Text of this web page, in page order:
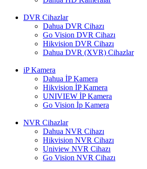
DVR Cihazlar
Dahua DVR Cihazı
Go Vision DVR Cihazı
Hikvision DVR Cihazı
Dahua DVR (XVR) Cihazlar
iP Kamera
Dahua İP Kamera
Hikvision İP Kamera
UNIVIEW İP Kamera
Go Vision İp Kamera
NVR Cihazlar
Dahua NVR Cihazı
Hikvision NVR Cihazı
Uniview NVR Cihazı
Go Vision NVR Cihazı